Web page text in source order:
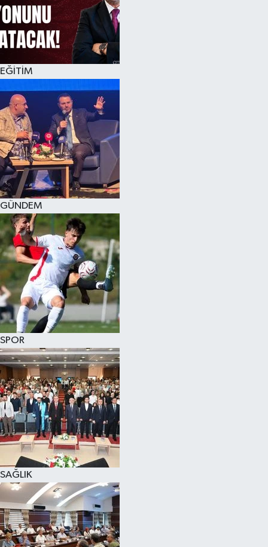
EĞİTİM
GÜNDEM
SPOR
SAĞLIK
KÜLTÜR SANAT
MAGAZİN
SAĞLIK
SİYASET
SPOR
TEKNOLOJİ
VİZYONDAKİLER
YAŞAM